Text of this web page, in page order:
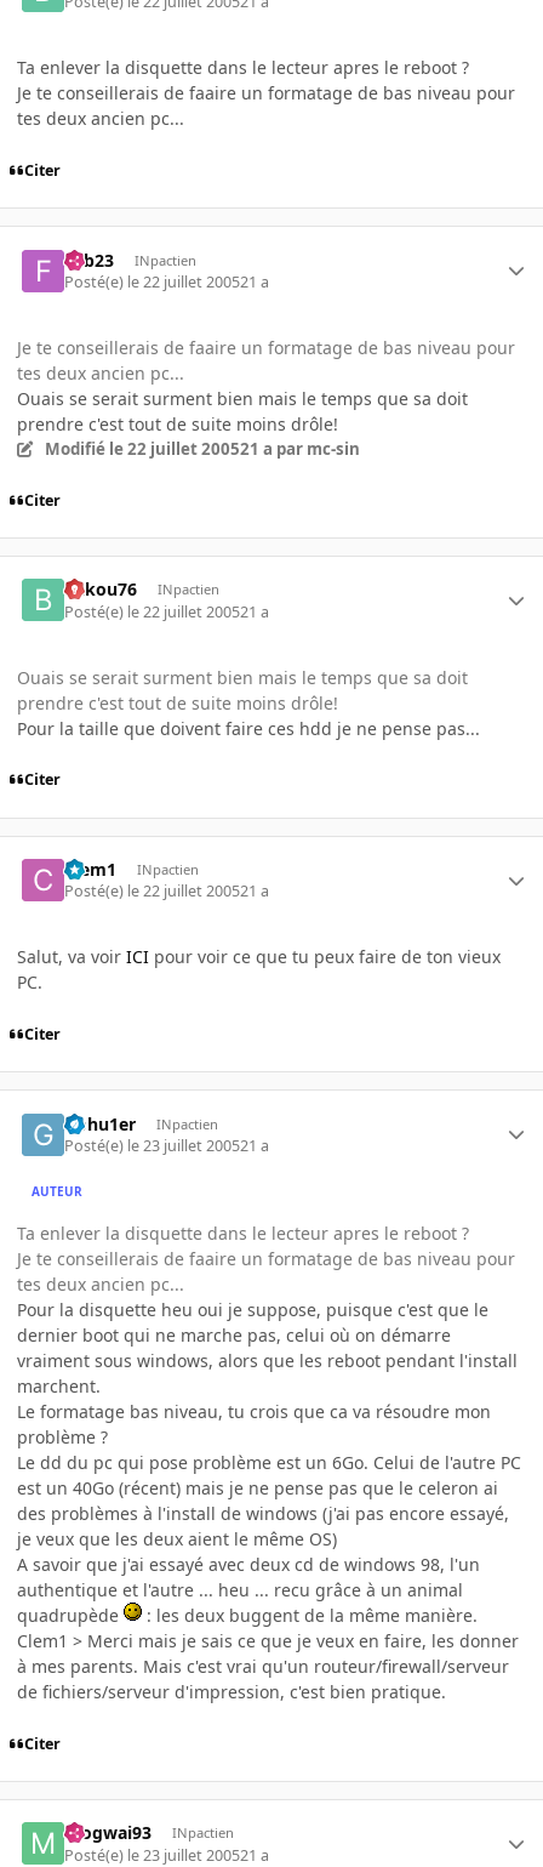
Ta enlever la disquette dans le lecteur apres le reboot ?
Je te conseillerais de faaire un formatage de bas niveau pour
tes deux ancien pc...
Citer
Fab23 INpactien
Posté(e) le 22 juillet 200521 a
Je te conseillerais de faaire un formatage de bas niveau pour
tes deux ancien pc...
Ouais se serait surment bien mais le temps que sa doit
prendre c'est tout de suite moins drôle!
Modifié le 22 juillet 200521 a par mc-sin
Citer
bakou76 INpactien
Posté(e) le 22 juillet 200521 a
Ouais se serait surment bien mais le temps que sa doit
prendre c'est tout de suite moins drôle!
Pour la taille que doivent faire ces hdd je ne pense pas...
Citer
Clem1 INpactien
Posté(e) le 22 juillet 200521 a
Salut, va voir ICI pour voir ce que tu peux faire de ton vieux
PC.
Citer
Gohu1er INpactien
Posté(e) le 23 juillet 200521 a
AUTEUR
Ta enlever la disquette dans le lecteur apres le reboot ?
Je te conseillerais de faaire un formatage de bas niveau pour
tes deux ancien pc...
Pour la disquette heu oui je suppose, puisque c'est que le
dernier boot qui ne marche pas, celui où on démarre
vraiment sous windows, alors que les reboot pendant l'install
marchent.
Le formatage bas niveau, tu crois que ca va résoudre mon
problème ?
Le dd du pc qui pose problème est un 6Go. Celui de l'autre PC
est un 40Go (récent) mais je ne pense pas que le celeron ai
des problèmes à l'install de windows (j'ai pas encore essayé,
je veux que les deux aient le même OS)
A savoir que j'ai essayé avec deux cd de windows 98, l'un
authentique et l'autre ... heu ... recu grâce à un animal
quadrupède
: les deux buggent de la même manière.
Clem1 > Merci mais je sais ce que je veux en faire, les donner
à mes parents. Mais c'est vrai qu'un routeur/firewall/serveur
de fichiers/serveur d'impression, c'est bien pratique.
Citer
mogwai93 INpactien
Posté(e) le 23 juillet 200521 a